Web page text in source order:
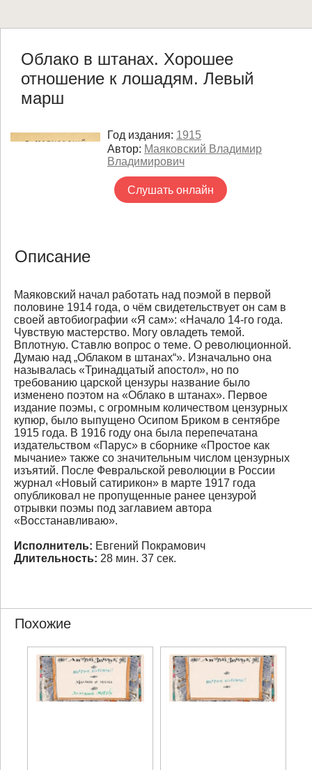
Облако в штанах. Хорошее
отношение к лошадям. Левый
марш
Год издания: 1915
Автор: Маяковский Владимир
Владимирович
Слушать онлайн
Описание
Маяковский начал работать над поэмой в первой
половине 1914 года, о чём свидетельствует он сам в
своей автобиографии «Я сам»: «Начало 14-го года.
Чувствую мастерство. Могу овладеть темой.
Вплотную. Ставлю вопрос о теме. О революционной.
Думаю над „Облаком в штанах“». Изначально она
называлась «Тринадцатый апостол», но по
требованию царской цензуры название было
изменено поэтом на «Облако в штанах». Первое
издание поэмы, с огромным количеством цензурных
купюр, было выпущено Осипом Бриком в сентябре
1915 года. В 1916 году она была перепечатана
издательством «Парус» в сборнике «Простое как
мычание» также со значительным числом цензурных
изъятий. После Февральской революции в России
журнал «Новый сатирикон» в марте 1917 года
опубликовал не пропущенные ранее цензурой
отрывки поэмы под заглавием автора
«Восстанавливаю».
Исполнитель: Евгений Покрамович
Длительность: 28 мин. 37 сек.
Похожие